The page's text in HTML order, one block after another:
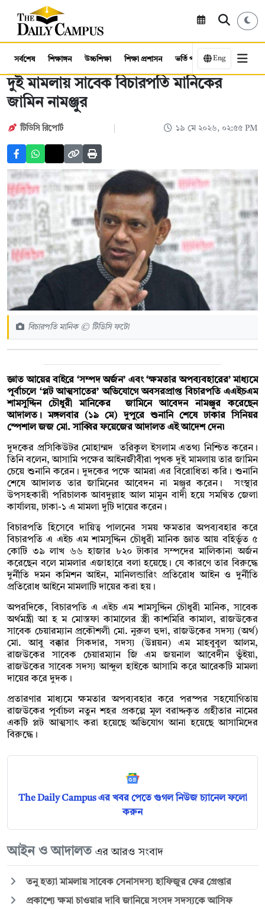
সর্বশেষ শিক্ষাঙ্গন উচ্চশিক্ষা শিক্ষা প্রশাসন ভর্তি পরীক্ষা কর্মসংস্থান
Eng
দুই মামলায় সাবেক বিচারপতি মানিকের
জামিন নামঞ্জুর
টিডিসি রিপোর্ট ১৯ মে ২০২৬, ০২:৫৫ PM
বিচারপতি মানিক © টিডিসি ফটো
জ্ঞাত আয়ের বাইরে ‘সম্পদ অর্জন’ এবং ‘ক্ষমতার অপব্যবহারের’ মাধ্যমে
পূর্বাচলে ‘প্লট আত্মসাতের’ অভিযোগে অবসরপ্রাপ্ত বিচারপতি এএইচএম
শামসুদ্দিন চৌধুরী মানিকের জামিনে আবেদন নামঞ্জুর করেছেন
আদালত। মঙ্গলবার (১৯ মে) দুপুরে শুনানি শেষে ঢাকার সিনিয়র
স্পেশাল জজ মো. সাব্বির ফয়েজের আদালত এই আদেশ দেন৷
দুদকের প্রসিকিউটর মোহাম্মদ তরিকুল ইসলাম এতথ্য নিশ্চিত করেন।
তিনি বলেন, আসামি পক্ষের আইনজীবীরা পৃথক দুই মামলায় তার জামিন
চেয়ে শুনানি করেন। দুদকের পক্ষে আমরা এর বিরোধিতা করি। শুনানি
শেষে আদালত তার জামিনের আবেদন না মঞ্জুর করেন। সংস্থার
উপসহকারী পরিচালক আবদুল্লাহ আল মামুন বাদী হয়ে সমন্বিত জেলা
কার্যালয়, ঢাকা-১ এ মামলা দুটি দায়ের করেন।
বিচারপতি হিসেবে দায়িত্ব পালনের সময় ক্ষমতার অপব্যবহার করে
বিচারপতি এ এইচ এম শামসুদ্দিন চৌধুরী মানিক জ্ঞাত আয় বহির্ভূত ৫
কোটি ৩৯ লাখ ৬৬ হাজার ৮২০ টাকার সম্পদের মালিকানা অর্জন
করেছেন বলে মামলার এজাহারে বলা হয়েছে। যে কারণে তার বিরুদ্ধে
দুর্নীতি দমন কমিশন আইন, মানিলন্ডারিং প্রতিরোধ আইন ও দুর্নীতি
প্রতিরোধ আইনে মামলাটি দায়ের করা হয়।
অপরদিকে, বিচারপতি এ এইচ এম শামসুদ্দিন চৌধুরী মানিক, সাবেক
অর্থমন্ত্রী আ হ ম মোস্তফা কামালের স্ত্রী কাশমিরি কামাল, রাজউকের
সাবেক চেয়ারম্যান প্রকৌশলী মো. নুরুল হুদা, রাজউকের সদস্য (অর্থ)
মো. আবু বক্কার সিকদার, সদস্য (উন্নয়ন) এম মাহবুবুল আলম,
রাজউকের সাবেক চেয়ারম্যান জি এম জয়নাল আবেদীন ভুঁইয়া,
রাজউকের সাবেক সদস্য আব্দুল হাইকে আসামি করে আরেকটি মামলা
দায়ের করে দুদক।
প্রতারণার মাধ্যমে ক্ষমতার অপব্যবহার করে পরস্পর সহযোগিতায়
রাজউকের পূর্বাচল নতুন শহর প্রকল্পে মূল বরাদ্দকৃত গ্রহীতার নামের
একটি প্লট আত্মসাৎ করা হয়েছে অভিযোগ আনা হয়েছে আসামিদের
বিরুদ্ধে।
The Daily Campus এর খবর পেতে গুগল নিউজ চ্যানেল ফলো
করুন
আইন ও আদালত এর আরও সংবাদ
তনু হত্যা মামলায় সাবেক সেনাসদস্য হাফিজুর ফের গ্রেপ্তার
প্রকাশ্যে ক্ষমা চাওয়ার দাবি জানিয়ে সংসদ সদস্যকে আসিফ